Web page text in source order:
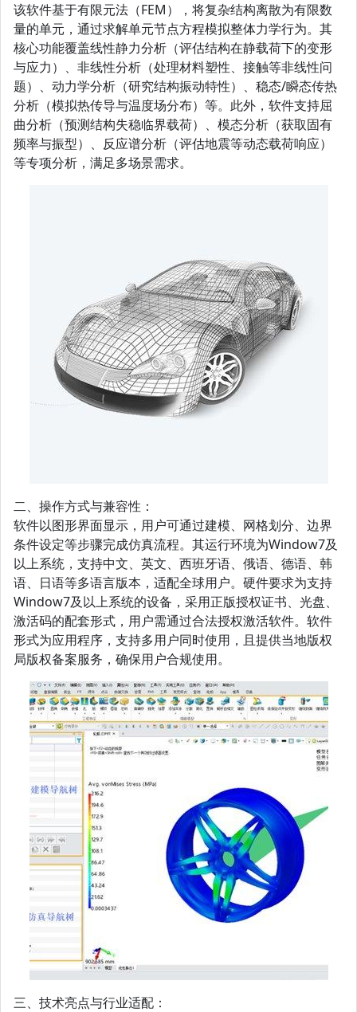
该软件基于有限元法（FEM），将复杂结构离散为有限数
量的单元，通过求解单元节点方程模拟整体力学行为。其
核心功能覆盖线性静力分析（评估结构在静载荷下的变形
与应力）、非线性分析（处理材料塑性、接触等非线性问
题）、动力学分析（研究结构振动特性）、稳态/瞬态传热
分析（模拟热传导与温度场分布）等。此外，软件支持屈
曲分析（预测结构失稳临界载荷）、模态分析（获取固有
频率与振型）、反应谱分析（评估地震等动态载荷响应）
等专项分析，满足多场景需求。
二、操作方式与兼容性：
软件以图形界面显示，用户可通过建模、网格划分、边界
条件设定等步骤完成仿真流程。其运行环境为Window7及
以上系统，支持中文、英文、西班牙语、俄语、德语、韩
语、日语等多语言版本，适配全球用户。硬件要求为支持
Window7及以上系统的设备，采用正版授权证书、光盘、
激活码的配套形式，用户需通过合法授权激活软件。软件
形式为应用程序，支持多用户同时使用，且提供当地版权
局版权备案服务，确保用户合规使用。
三、技术亮点与行业适配：